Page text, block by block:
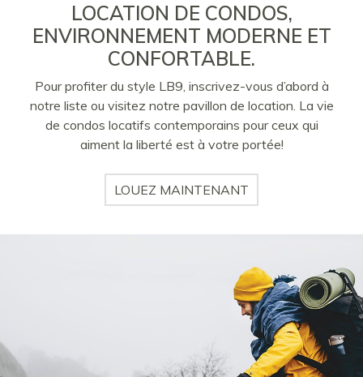
LOCATION DE CONDOS,
ENVIRONNEMENT MODERNE ET
CONFORTABLE.
Pour profiter du style LB9, inscrivez-vous d’abord à
notre liste ou visitez notre pavillon de location. La vie
de condos locatifs contemporains pour ceux qui
aiment la liberté est à votre portée!
LOUEZ MAINTENANT